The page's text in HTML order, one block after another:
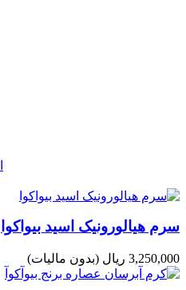
سرم هیالورونیک اسید بیواکوا
3,250,000 ریال (بدون مالیات)